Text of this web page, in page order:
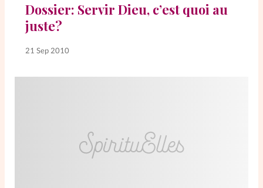
À propos
La rédaction
Mon compte
Nous contacter
Dossier: Servir Dieu, c’est quoi au
juste?
21 Sep 2010